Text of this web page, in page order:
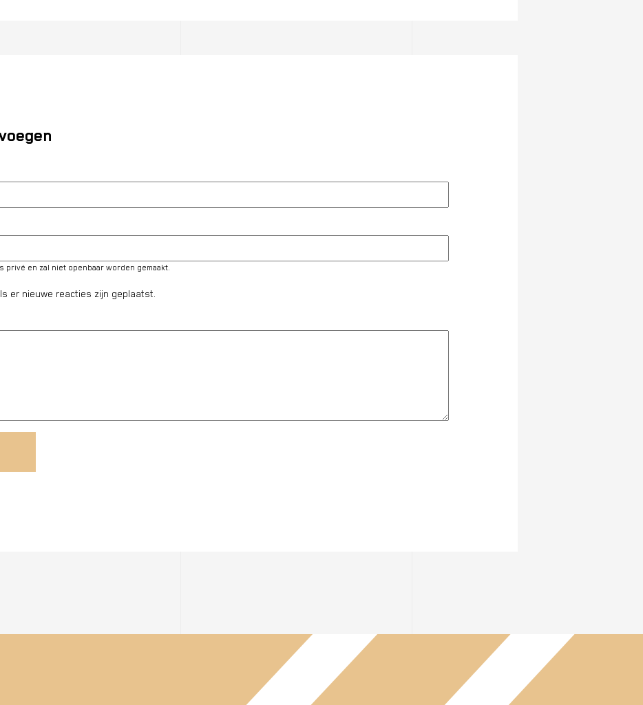
privé en zal niet openbaar worden gemaakt.
er nieuwe reacties zijn geplaatst.